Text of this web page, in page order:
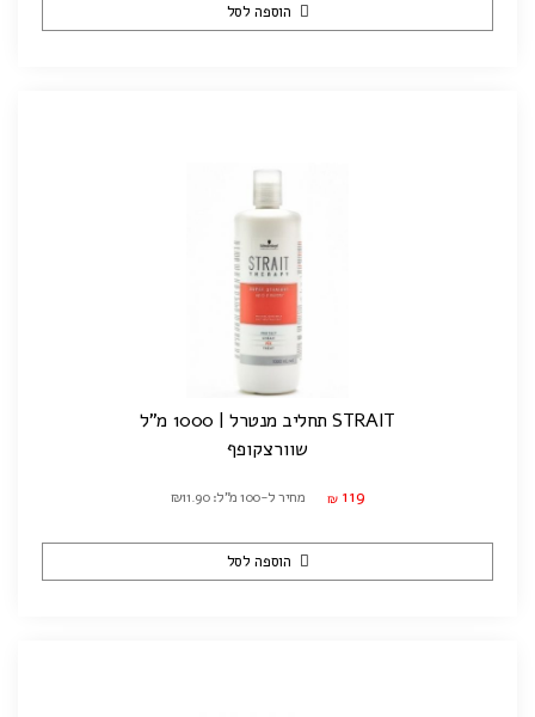
הוספה לסל
STRAIT תחליב מנטרל | 1000 מ"ל
שוורצקופף
₪ 119 מחיר ל-100 מ"ל: ₪11.90
הוספה לסל